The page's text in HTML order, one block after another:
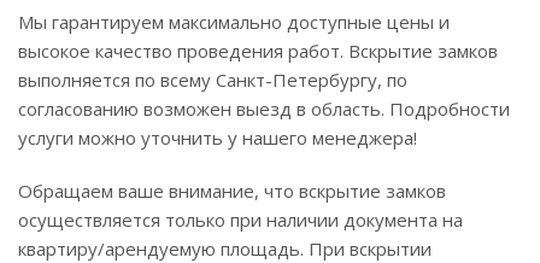
Мы гарантируем максимально доступные цены и
высокое качество проведения работ. Вскрытие замков
выполняется по всему Санкт-Петербургу, по
согласованию возможен выезд в область. Подробности
услуги можно уточнить у нашего менеджера!
Обращаем ваше внимание, что вскрытие замков
осуществляется только при наличии документа на
квартиру/арендуемую площадь. При вскрытии